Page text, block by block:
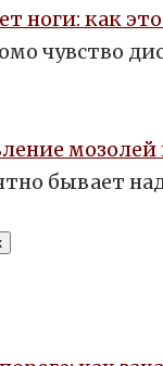
ноги: как
чувство
бывает